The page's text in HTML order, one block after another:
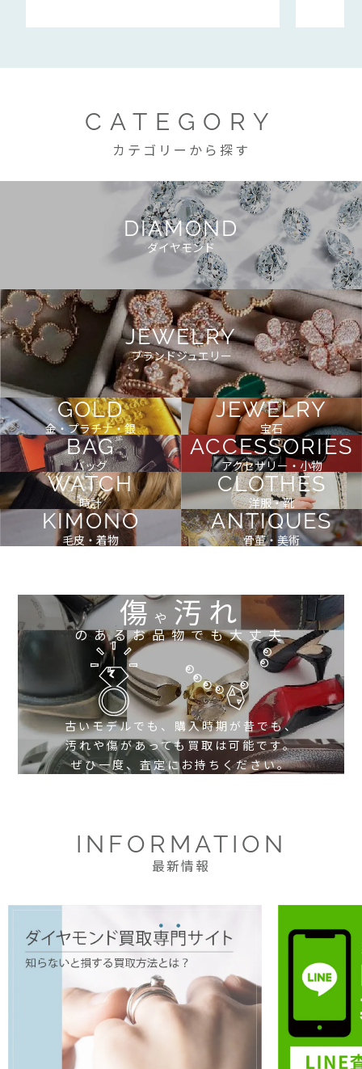
CATEGORY
カテゴリーから探す
DIAMOND
ダイヤモンド
JEWELRY
ブランドジュエリー
GOLD
金・プラチナ・銀
JEWELRY
宝石
BAG
バッグ
ACCESSORIES
アクセサリー・小物
WATCH
時計
CLOTHES
洋服・靴
KIMONO
毛皮・着物
ANTIQUES
骨董・美術
傷や 汚れ
のあるお品物でも大丈夫
古いモデルでも、購入時期が昔でも、
汚れや傷があっても買取は可能です。
ぜひ一度、査定にお持ちください。
INFORMATION
最新情報